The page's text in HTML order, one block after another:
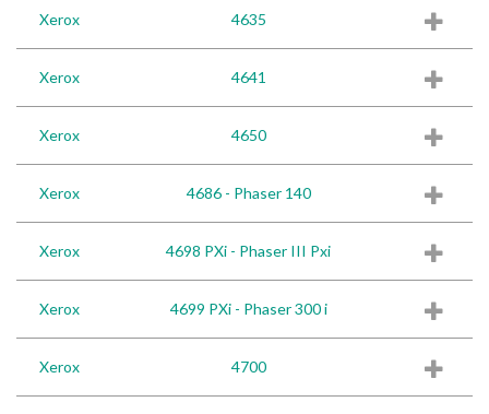
Xerox 4635
Xerox 4641
Xerox 4650
Xerox 4686 - Phaser 140
Xerox 4698 PXi - Phaser III Pxi
Xerox 4699 PXi - Phaser 300 i
Xerox 4700